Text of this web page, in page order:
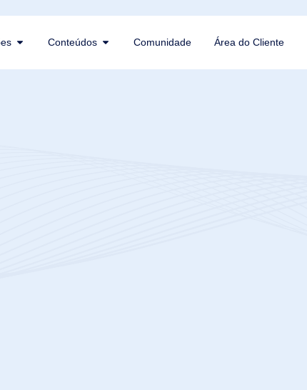
Conteúdos Comunidade Área do Cliente